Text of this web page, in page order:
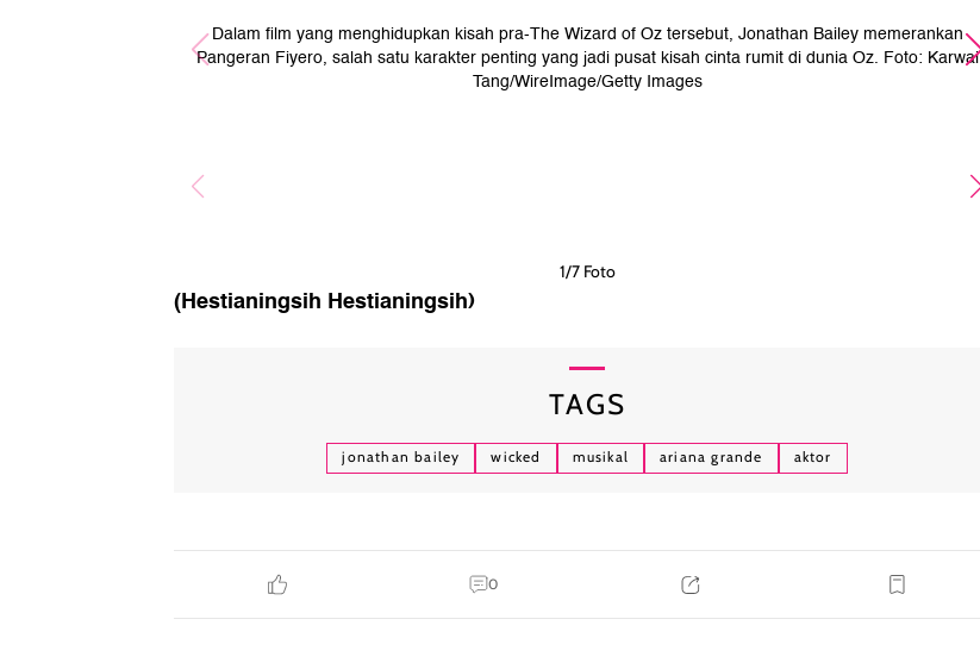
Dalam film yang menghidupkan kisah pra-The Wizard of Oz tersebut, Jonathan Bailey memerankan
Pangeran Fiyero, salah satu karakter penting yang jadi pusat kisah cinta rumit di dunia Oz. Foto: Karwai
Tang/WireImage/Getty Images
1/7 Foto
(Hestianingsih Hestianingsih)
TAGS
jonathan bailey wicked musikal ariana grande aktor
0